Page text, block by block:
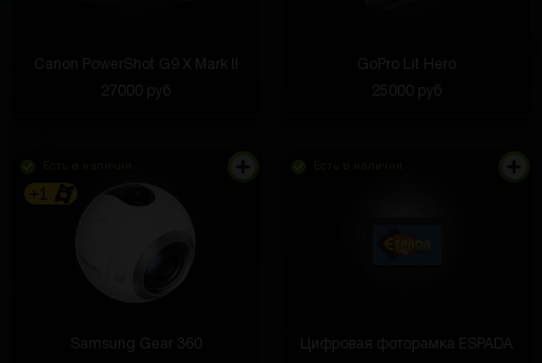
Canon PowerShot G9 X Mark II
27000 руб
GoPro Lit Hero
25000 руб
+1
Samsung Gear 360
Цифровая фоторамка ESPADA